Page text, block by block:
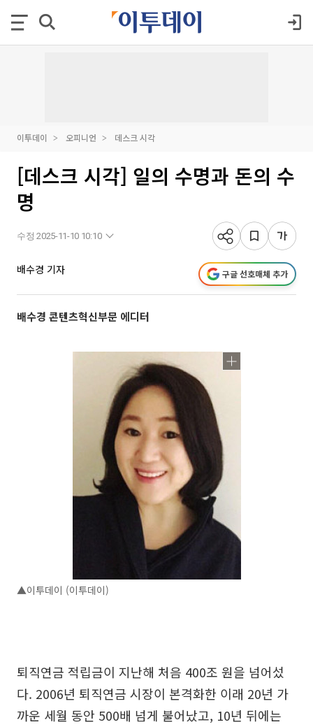
이투데이 오피니언 데스크 시각
[데스크 시각] 일의 수명과 돈의 수
명
수정 2025-11-10 10:10
배수경 기자 구글 선호매체 추가
배수경 콘텐츠혁신부문 에디터
▲이투데이 (이투데이)
퇴직연금 적립금이 지난해 처음 400조 원을 넘어섰
다. 2006년 퇴직연금 시장이 본격화한 이래 20년 가
까운 세월 동안 500배 넘게 불어났고, 10년 뒤에는